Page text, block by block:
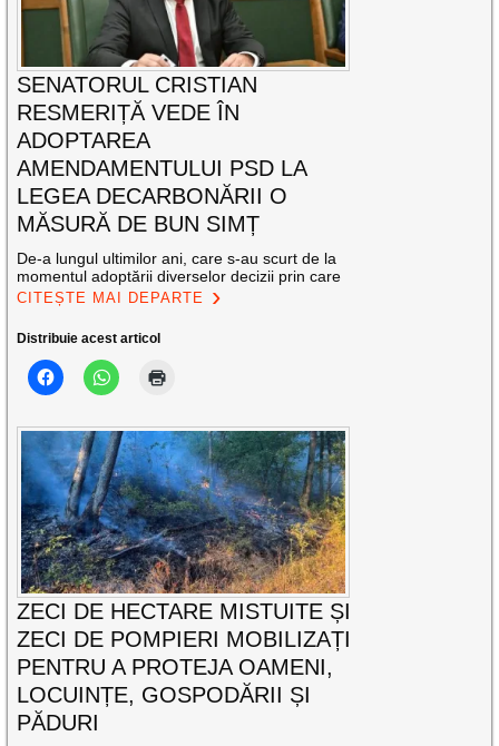
SENATORUL CRISTIAN
RESMERIȚĂ VEDE ÎN
ADOPTAREA
AMENDAMENTULUI PSD LA
LEGEA DECARBONĂRII O
MĂSURĂ DE BUN SIMȚ
De-a lungul ultimilor ani, care s-au scurt de la
momentul adoptării diverselor decizii prin care
CITEȘTE MAI DEPARTE
Distribuie acest articol
ZECI DE HECTARE MISTUITE ȘI
ZECI DE POMPIERI MOBILIZAȚI
PENTRU A PROTEJA OAMENI,
LOCUINȚE, GOSPODĂRII ȘI
PĂDURI